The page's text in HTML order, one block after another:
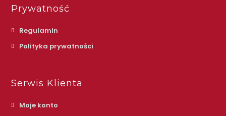
Prywatność
Regulamin
Polityka prywatności
Serwis Klienta
Moje konto